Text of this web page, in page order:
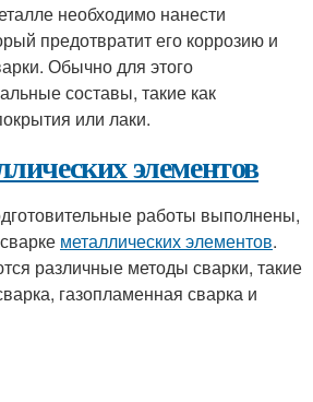
необходимо нанести
предотвратит его коррозию и
Обычно для этого
составы, такие как
или лаки.
элементов
работы выполнены,
металлических элементов.
различные методы сварки, такие
газопламенная сварка и